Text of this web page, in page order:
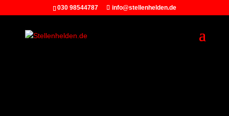
030 98544787 info@stellenhelden.de